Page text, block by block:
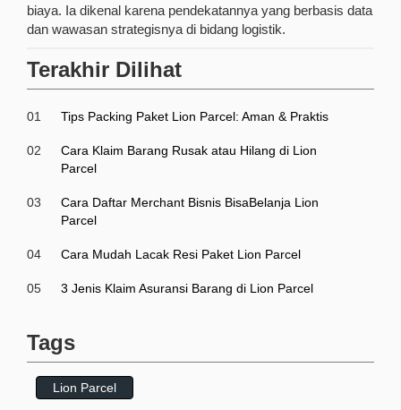
biaya. Ia dikenal karena pendekatannya yang berbasis data
dan wawasan strategisnya di bidang logistik.
Terakhir Dilihat
01 Tips Packing Paket Lion Parcel: Aman & Praktis
02
Cara Klaim Barang Rusak atau Hilang di Lion
Parcel
03
Cara Daftar Merchant Bisnis BisaBelanja Lion
Parcel
04 Cara Mudah Lacak Resi Paket Lion Parcel
05 3 Jenis Klaim Asuransi Barang di Lion Parcel
Tags
Lion Parcel